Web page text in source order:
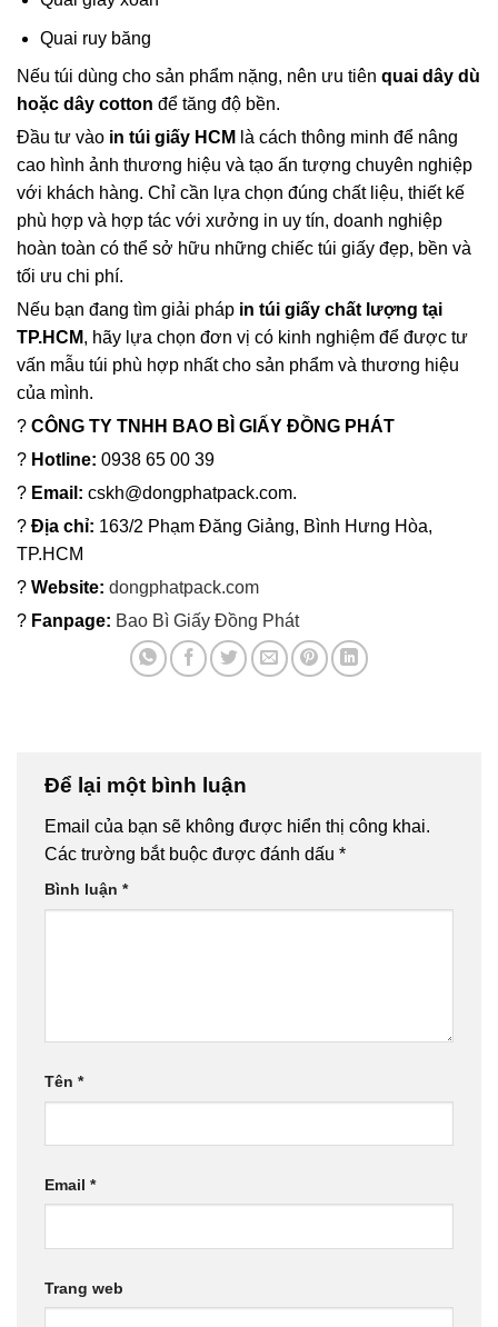
Quai ruy băng
Nếu túi dùng cho sản phẩm nặng, nên ưu tiên quai dây dù
hoặc dây cotton để tăng độ bền.
Đầu tư vào in túi giấy HCM là cách thông minh để nâng
cao hình ảnh thương hiệu và tạo ấn tượng chuyên nghiệp
với khách hàng. Chỉ cần lựa chọn đúng chất liệu, thiết kế
phù hợp và hợp tác với xưởng in uy tín, doanh nghiệp
hoàn toàn có thể sở hữu những chiếc túi giấy đẹp, bền và
tối ưu chi phí.
Nếu bạn đang tìm giải pháp in túi giấy chất lượng tại
TP.HCM, hãy lựa chọn đơn vị có kinh nghiệm để được tư
vấn mẫu túi phù hợp nhất cho sản phẩm và thương hiệu
của mình.
? CÔNG TY TNHH BAO BÌ GIẤY ĐỒNG PHÁT
? Hotline: 0938 65 00 39
? Email: cskh@dongphatpack.com.
? Địa chỉ: 163/2 Phạm Đăng Giảng, Bình Hưng Hòa,
TP.HCM
? Website: dongphatpack.com
? Fanpage: Bao Bì Giấy Đồng Phát
Để lại một bình luận
Email của bạn sẽ không được hiển thị công khai.
Các trường bắt buộc được đánh dấu *
Bình luận *
Tên *
Email *
Trang web